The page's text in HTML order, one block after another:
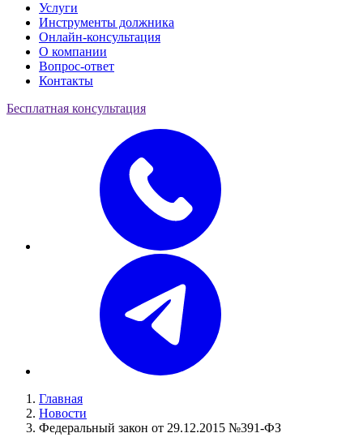
Услуги
Инструменты должника
Онлайн-консультация
О компании
Вопрос-ответ
Контакты
Бесплатная консультация
Главная
Новости
Федеральный закон от 29.12.2015 №391-ФЗ